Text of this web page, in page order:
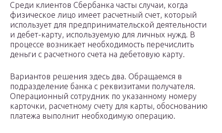
Среди клиентов Сбербанка часты случаи, когда
физическое лицо имеет расчетный счет, который
использует для предпринимательской деятельности
и дебет-карту, используемую для личных нужд. В
процессе возникает необходимость перечислить
деньги с расчетного счета на дебетовую карту.
Вариантов решения здесь два. Обращаемся в
подразделение банка с реквизитами получателя.
Операционный сотрудник по указанному номеру
карточки, расчетному счету для карты, обоснованию
платежа выполнит необходимую операцию.